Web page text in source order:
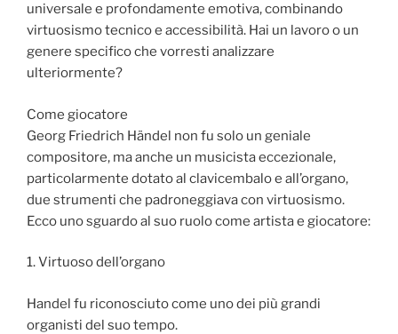
universale e profondamente emotiva, combinando
virtuosismo tecnico e accessibilità. Hai un lavoro o un
genere specifico che vorresti analizzare
ulteriormente?
Come giocatore
Georg Friedrich Händel non fu solo un geniale
compositore, ma anche un musicista eccezionale,
particolarmente dotato al clavicembalo e all’organo,
due strumenti che padroneggiava con virtuosismo.
Ecco uno sguardo al suo ruolo come artista e giocatore:
1. Virtuoso dell’organo
Handel fu riconosciuto come uno dei più grandi
organisti del suo tempo.